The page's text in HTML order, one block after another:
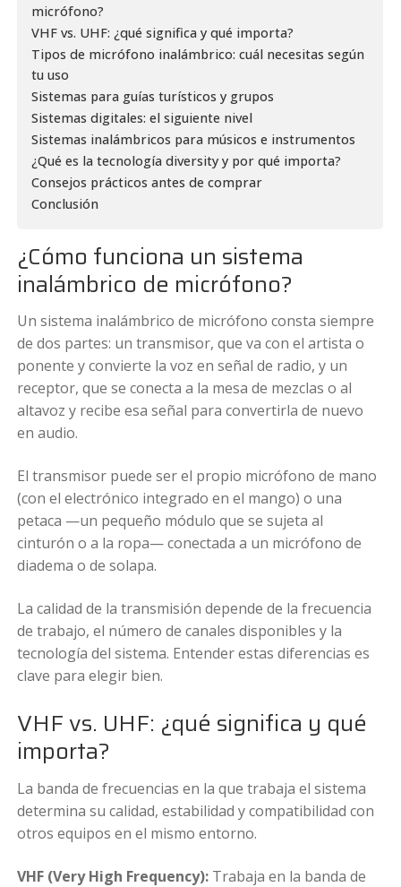
micrófono?
VHF vs. UHF: ¿qué significa y qué importa?
Tipos de micrófono inalámbrico: cuál necesitas según
tu uso
Sistemas para guías turísticos y grupos
Sistemas digitales: el siguiente nivel
Sistemas inalámbricos para músicos e instrumentos
¿Qué es la tecnología diversity y por qué importa?
Consejos prácticos antes de comprar
Conclusión
¿Cómo funciona un sistema
inalámbrico de micrófono?
Un sistema inalámbrico de micrófono consta siempre
de dos partes: un transmisor, que va con el artista o
ponente y convierte la voz en señal de radio, y un
receptor, que se conecta a la mesa de mezclas o al
altavoz y recibe esa señal para convertirla de nuevo
en audio.
El transmisor puede ser el propio micrófono de mano
(con el electrónico integrado en el mango) o una
petaca —un pequeño módulo que se sujeta al
cinturón o a la ropa— conectada a un micrófono de
diadema o de solapa.
La calidad de la transmisión depende de la frecuencia
de trabajo, el número de canales disponibles y la
tecnología del sistema. Entender estas diferencias es
clave para elegir bien.
VHF vs. UHF: ¿qué significa y qué
importa?
La banda de frecuencias en la que trabaja el sistema
determina su calidad, estabilidad y compatibilidad con
otros equipos en el mismo entorno.
VHF (Very High Frequency): Trabaja en la banda de